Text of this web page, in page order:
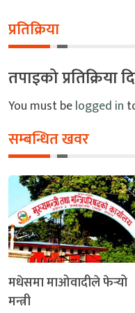
प्रतिक्रिया
तपाइको प्रतिक्रिया
You must belogged in
सम्बन्धित खवर
मधेसमा माओवादीले फेर्‍यो
मन्त्री